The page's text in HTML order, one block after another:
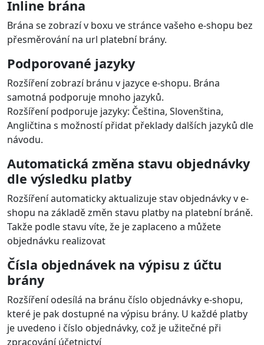
Podporované značky platebních karet: VISA, VISA
Electron, MasterCard
Podporované měny: CZK, EUR, USD, AUD, PLN, HUF,
RON, GBP, BAM, BGN, CAD, CHF, CNY, DKK, HKD, ILS, JPY,
NOK, RSD, SEK, TRY a další
Platba bankovními tlačítky
Podporované jsou banky v Česku, na Slovensku,
Maďarsku, v Estonsku, Litvě, Lotyšsku, Slovinsku a
Turecku.
Jednotlivé platební metody zobrazeny
dynamicky ve výběru platby v e-shopu
Nabídka platebních metod je zobrazena zákazníkovi při
objednání přímo v e-shopu.
V administraci lze vybrat, které metody budou v
objednávkovém procesu zobrazeny a nastavit jejich
pořadí.
Inline brána
Brána se zobrazí v boxu ve stránce vašeho e-shopu bez
přesměrování na url platební brány.
Podporované jazyky